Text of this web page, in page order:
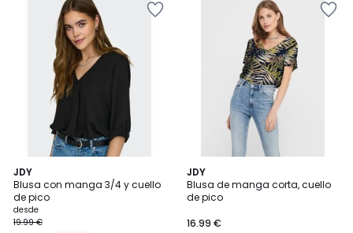
JDY
Blusa con manga 3/4 y cuello
de pico
desde
19.99 €
4,3
/ 5
4
Colores
JDY
Blusa de manga corta, cuello
de pico
16.99 €
4,6
/ 5
3
Colores